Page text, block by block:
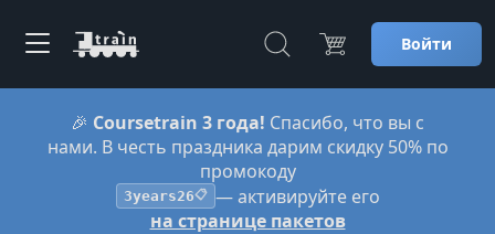
Войти
🎉 Coursetrain 3 года! Спасибо, что вы с
нами. В честь праздника дарим скидку 50% по
промокоду
3years26📋 — активируйте его
на странице пакетов